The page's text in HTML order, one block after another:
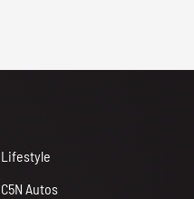
Lifestyle
C5N Autos